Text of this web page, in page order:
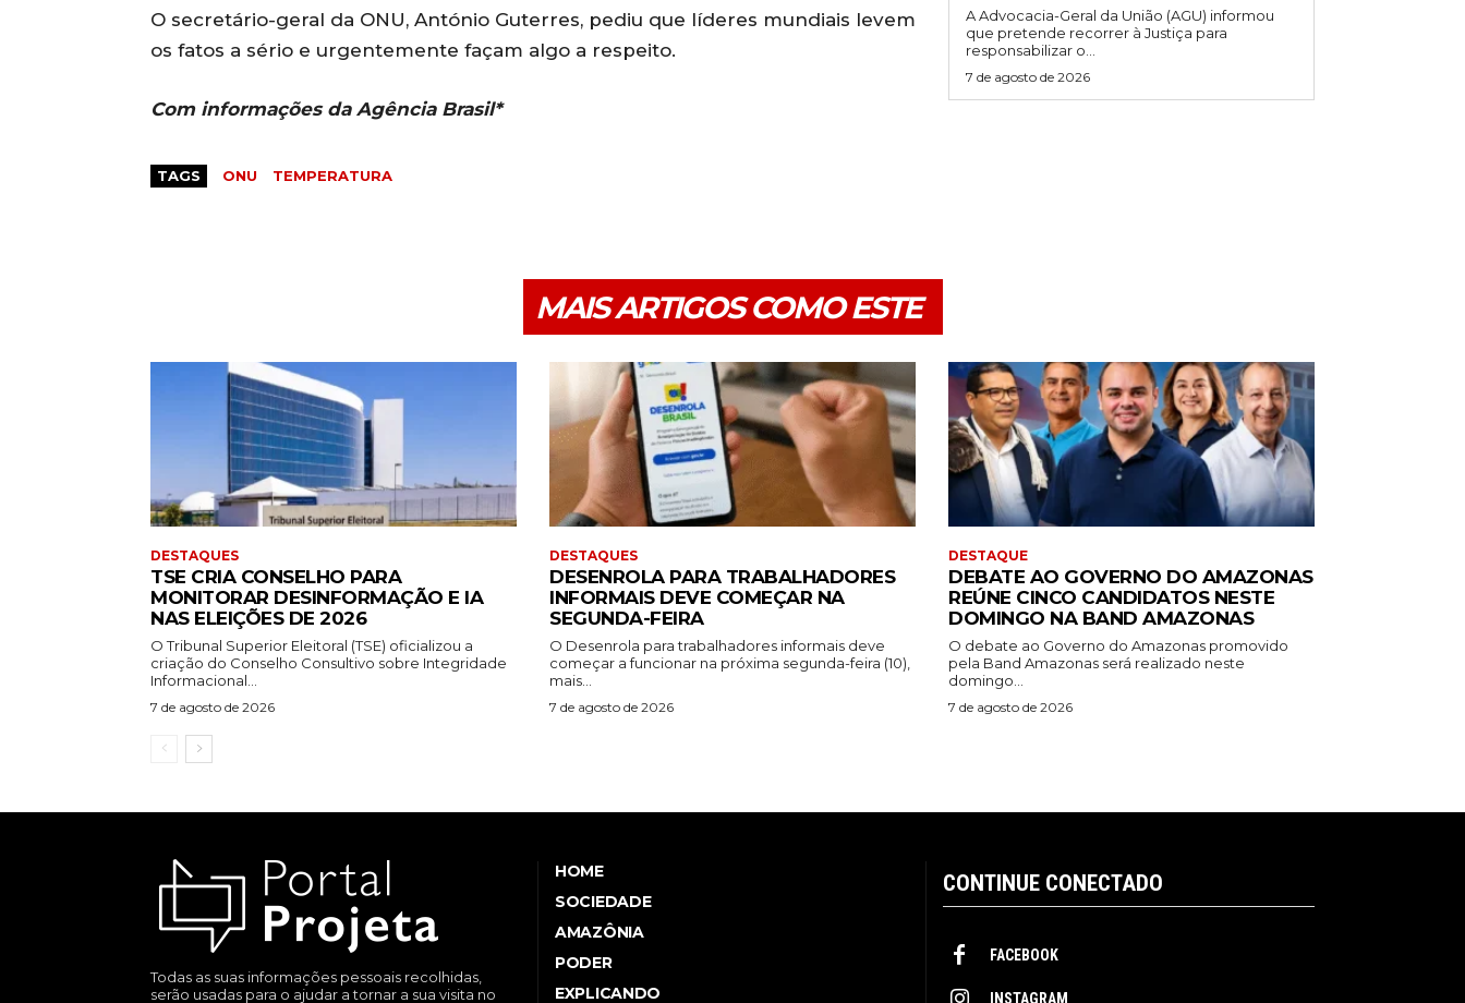
O secretário-geral da ONU, António Guterres, pediu que líderes mundiais levem
os fatos a sério e urgentemente façam algo a respeito.
Com informações da Agência Brasil*
TAGS ONU TEMPERATURA
A Advocacia-Geral da União (AGU) informou
que pretende recorrer à Justiça para
responsabilizar o...
7 de agosto de 2026
MAIS ARTIGOS COMO ESTE
DESTAQUES
TSE CRIA CONSELHO PARA
MONITORAR DESINFORMAÇÃO E IA
NAS ELEIÇÕES DE 2026
O Tribunal Superior Eleitoral (TSE) oficializou a
criação do Conselho Consultivo sobre Integridade
Informacional...
7 de agosto de 2026
DESTAQUES
DESENROLA PARA TRABALHADORES
INFORMAIS DEVE COMEÇAR NA
SEGUNDA-FEIRA
O Desenrola para trabalhadores informais deve
começar a funcionar na próxima segunda-feira (10),
mais...
7 de agosto de 2026
DESTAQUE
DEBATE AO GOVERNO DO AMAZONAS
REÚNE CINCO CANDIDATOS NESTE
DOMINGO NA BAND AMAZONAS
O debate ao Governo do Amazonas promovido
pela Band Amazonas será realizado neste
domingo...
7 de agosto de 2026
Todas as suas informações pessoais recolhidas,
serão usadas para o ajudar a tornar a sua visita no
HOME
SOCIEDADE
AMAZÔNIA
PODER
EXPLICANDO
CONTINUE CONECTADO
FACEBOOK
INSTAGRAM